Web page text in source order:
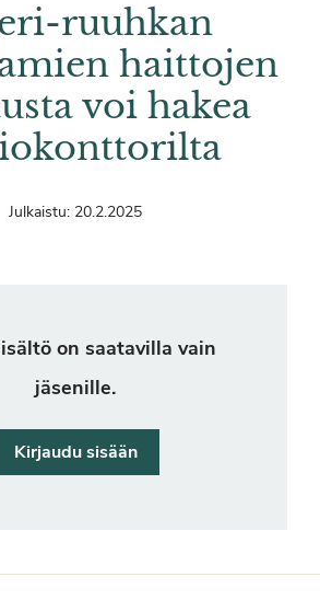
ruuhkan
haittojen
voi hakea
Julkaistu: 20.2.2025
on saatavilla vain
jäsenille.
Kirjaudu sisään